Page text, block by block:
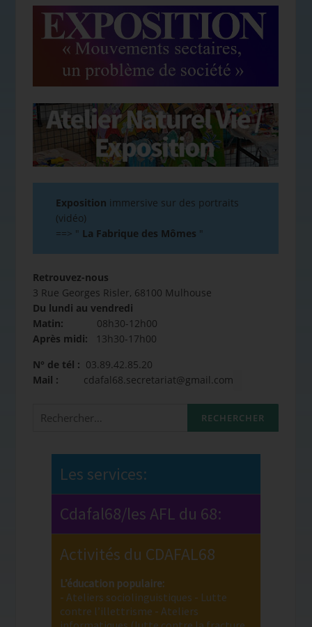
Exposition immersive sur des portraits
(vidéo)
==> " La Fabrique des Mômes "
Retrouvez-nous
3 Rue Georges Risler, 68100 Mulhouse
Du lundi au vendredi
Matin: 08h30-12h00
Après midi: 13h30-17h00
N° de tél : 03.89.42.85.20
Mail : cdafal68.secretariat@gmail.com